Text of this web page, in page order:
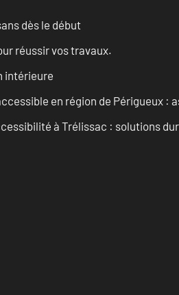
dès le début
réussir vos travaux.
intérieure
en région de Périgueux :
à Trélissac : solutions